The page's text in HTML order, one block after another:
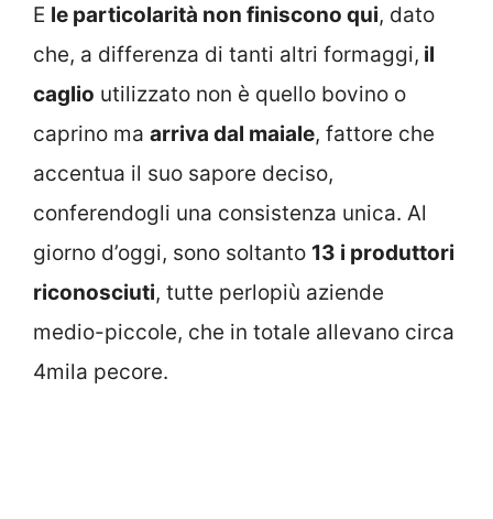
E le particolarità non finiscono qui, dato
che, a differenza di tanti altri formaggi, il
caglio utilizzato non è quello bovino o
caprino ma arriva dal maiale, fattore che
accentua il suo sapore deciso,
conferendogli una consistenza unica. Al
giorno d’oggi, sono soltanto 13 i produttori
riconosciuti, tutte perlopiù aziende
medio-piccole, che in totale allevano circa
4mila pecore.